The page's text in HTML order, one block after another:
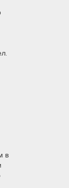
в